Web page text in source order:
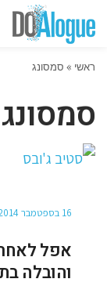
ראשי » סמסונג
סמסונג
16 בספטמבר 2014
אפל
והובלה